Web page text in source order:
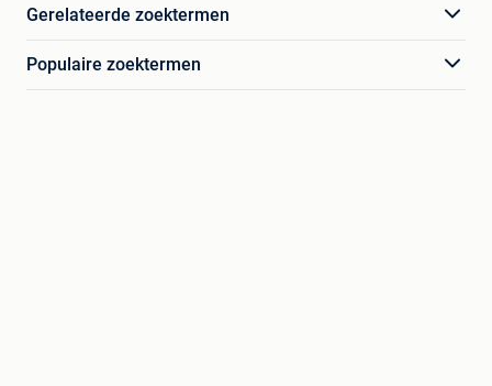
Gerelateerde zoektermen
Populaire zoektermen